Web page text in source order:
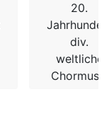
20.
div.
weltliche
Chormusik